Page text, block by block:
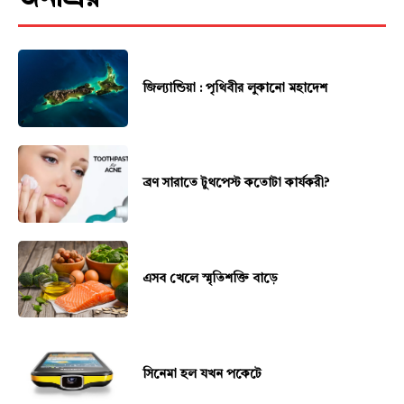
জিল্যান্ডিয়া : পৃথিবীর লুকানো মহাদেশ
ব্রণ সারাতে টুথপেস্ট কতোটা কার্যকরী?
এসব খেলে স্মৃতিশক্তি বাড়ে
সিনেমা হল যখন পকেটে